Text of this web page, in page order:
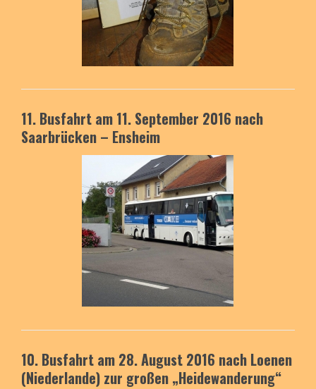
11. Busfahrt am 11. September 2016 nach
Saarbrücken – Ensheim
10. Busfahrt am 28. August 2016 nach Loenen
(Niederlande) zur großen „Heidewanderung“